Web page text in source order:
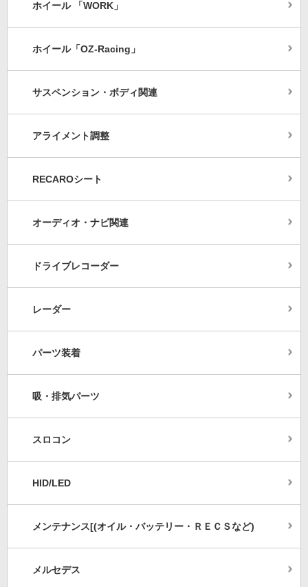
ホイール 「WORK」
ホイール「OZ-Racing」
サスペンション・ボディ関連
アライメント調整
RECAROシート
オーディオ・ナビ関連
ドライブレコーダー
レーダー
パーツ装着
吸・排気パーツ
スロコン
HID/LED
メンテナンス[(オイル・バッテリー・ＲＥＣＳなど)
メルセデス